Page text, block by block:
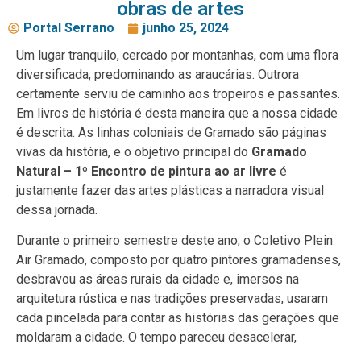
obras de artes
Portal Serrano
junho 25, 2024
Um lugar tranquilo, cercado por montanhas, com uma flora
diversificada, predominando as araucárias. Outrora
certamente serviu de caminho aos tropeiros e passantes.
Em livros de história é desta maneira que a nossa cidade
é descrita. As linhas coloniais de Gramado são páginas
vivas da história, e o objetivo principal do Gramado
Natural – 1º Encontro de pintura ao ar livre é
justamente fazer das artes plásticas a narradora visual
dessa jornada.
Durante o primeiro semestre deste ano, o Coletivo Plein
Air Gramado, composto por quatro pintores gramadenses,
desbravou as áreas rurais da cidade e, imersos na
arquitetura rústica e nas tradições preservadas, usaram
cada pincelada para contar as histórias das gerações que
moldaram a cidade. O tempo pareceu desacelerar,